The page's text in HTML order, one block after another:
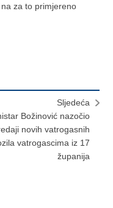
za to primjereno
Sljedeća
Božinović nazočio
novih vatrogasnih
vatrogascima iz 17
županija